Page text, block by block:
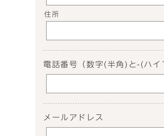
住所
電話番号 （数字(半角)と-(ハイ
メールアドレス